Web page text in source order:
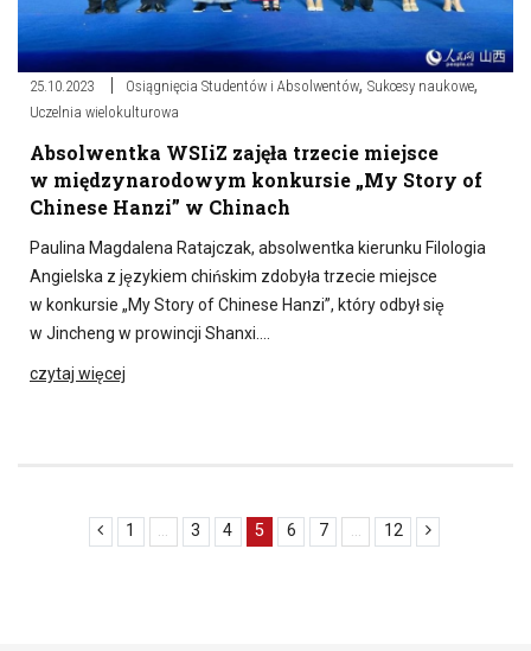
25.10.2023 Osiągnięcia Studentów i Absolwentów, Sukcesy naukowe,
Uczelnia wielokulturowa
Absolwentka WSIiZ zajęła trzecie miejsce
w międzynarodowym konkursie „My Story of
Chinese Hanzi” w Chinach
Paulina Magdalena Ratajczak, absolwentka kierunku Filologia
Angielska z językiem chińskim zdobyła trzecie miejsce
w konkursie „My Story of Chinese Hanzi”, który odbył się
w Jincheng w prowincji Shanxi….
czytaj więcej
1 ... 3 4 5 6 7 ... 12